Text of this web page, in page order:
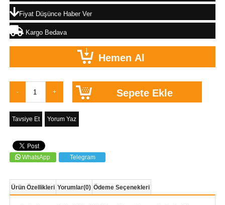
Fiyat Düşünce Haber Ver
Kargo Bedava
Tavsiye Et Yorum Yaz
WhatsApp Telegram
Ürün Özellikleri Yorumlar(0) Ödeme Seçenekleri